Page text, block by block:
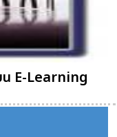
E-Learning